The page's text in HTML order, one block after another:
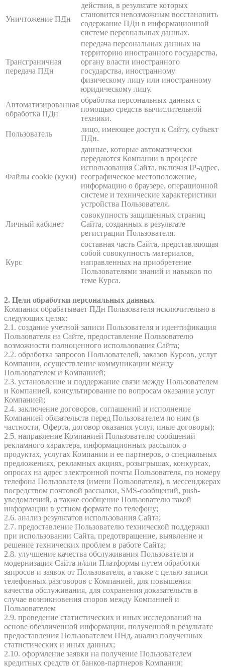
Уничтожение ПДн
действия, в результате которых
становится невозможным восстановить
содержание ПДн в информационной
системе персональных данных.
Трансграничная
передача ПДн
передача персональных данных на
территорию иностранного государства,
органу власти иностранного
государства, иностранному
физическому лицу или иностранному
юридическому лицу.
Автоматизированная
обработка ПДн
обработка персональных данных с
помощью средств вычислительной
техники.
Пользователь
лицо, имеющее доступ к Сайту, субъект
ПДн.
Файлы cookie (куки)
данные, которые автоматически
передаются Компании в процессе
использования Сайта, включая IP-адрес,
географическое местоположение,
информацию о браузере, операционной
системе и технические характеристики
устройства Пользователя.
Личный кабинет
совокупность защищенных страниц
Сайта, созданных в результате
регистрации Пользователя.
Курс
составная часть Сайта, представляющая
собой совокупность материалов,
направленных на приобретение
Пользователями знаний и навыков по
теме Курса.
2. Цели обработки персональных данных
Компания обрабатывает ПДн Пользователя исключительно в
следующих целях:
2.1. создание учетной записи Пользователя и идентификация
Пользователя на Сайте, предоставление Пользователю
возможности полноценного использования Сайта;
2.2. обработка запросов Пользователей, заказов Курсов, услуг
Компании, осуществление коммуникации между
Пользователем и Компанией;
2.3. установление и поддержание связи между Пользователем
и Компанией, консультирование по вопросам оказания услуг
Компанией;
2.4. заключение договоров, соглашений и исполнение
Компанией обязательств перед Пользователем по ним (в
частности, Оферта, договор оказания услуг, иные договоры);
2.5. направление Компанией Пользователю сообщений
рекламного характера, информационных рассылок о
продуктах, услугах Компании и ее партнеров, о специальных
предложениях, рекламных акциях, розыгрышах, конкурсах,
опросах на адрес электронной почты Пользователя, по номеру
телефона Пользователя (имени Пользователя), в мессенджерах
посредством почтовой рассылки, SMS-сообщений, push-
уведомлений, а также сообщение Пользователю такой
информации в устном формате по телефону;
2.6. анализ результатов использования Сайта;
2.7. предоставление Пользователю технической поддержки
при использовании Сайта, предотвращение, выявление и
решение технических проблем в работе Сайта;
2.8. улучшение качества обслуживания Пользователя и
модернизация Сайта и/или Платформы путем обработки
запросов и заявок от Пользователя, а также с целью записи
телефонных разговоров с Компанией, для повышения
качества обслуживания, для сохранения доказательств в
случае возникновения споров между Компанией и
Пользователем
2.9. проведение статистических и иных исследований на
основе обезличенной информации, полученной в результате
предоставления Пользователем ПНд, анализ полученных
статистических и иных данных;
2.10. оформление заявки на получение Пользователем
кредитных средств от банков-партнеров Компании;